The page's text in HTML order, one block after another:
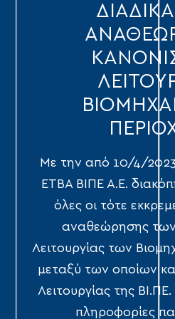
Με την από 10/4/
ΕΤΒΑ ΒΙΠΕ Α.Ε.
όλες οι τότε
αναθεώρησης
Λειτουργίας των
μεταξύ των οποίων
Λειτουργίας της
πληροφορίες